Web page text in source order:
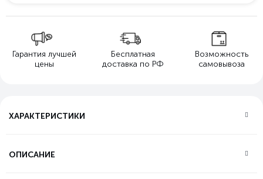
Гарантия лучшей
цены
Бесплатная
доставка по РФ
Возможность
самовывоза
ХАРАКТЕРИСТИКИ
ОПИСАНИЕ